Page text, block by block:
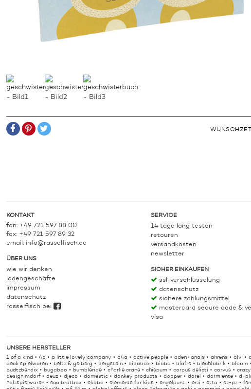
KONTAKT
fon: +49 721 597 88 00
fax: +49 721 597 89 32
email: info@rasselfisch.de
ÜBER UNS
wie wir denken
ladengeschäfte
impressum
datenschutz
rasselfisch bei
SERVICE
14 tage lang testen
retouren
versandkosten
newsletter
SICHER EINKAUFEN
ssl-verschlüsselung
datenschutz
sichere zahlungsmittel
mastercard secure code &
visa
UNSERE HERSTELLER
1 of a kind 4p a little lovely company a4a active people aden+anais ahrens alvi
beck spielwaren
beltz & gelberg bergstein bibabox biobu blafre blechfabrik bloom
budtzbendix
bugaboo bumbleride charlie crane chispum corpus delicti corvus
designimdorf
deuz djeco domestic donkey products dopper dorel dormiente d-
holzspielwaren
eco brotbox ekobo elements for kids engelpunt. erzi etto ez-pz